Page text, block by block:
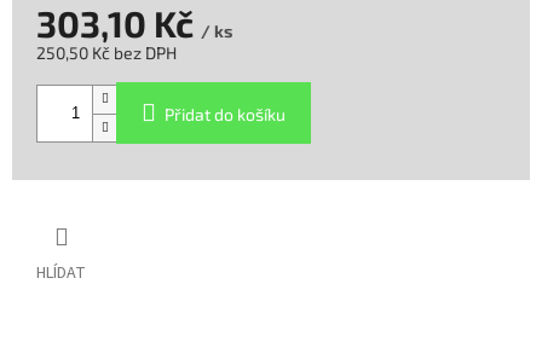
HLÍDAT
303,10 Kč / ks
250,50 Kč bez DPH
Přidat do košíku